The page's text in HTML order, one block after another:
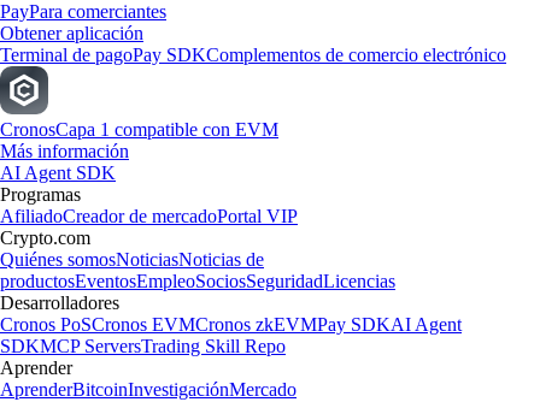
PayPara comerciantes
Obtener aplicación
Terminal de pagoPay SDKComplementos de comercio electrónico
CronosCapa 1 compatible con EVM
Más información
AI Agent SDK
Programas
AfiliadoCreador de mercadoPortal VIP
Crypto.com
Quiénes somosNoticiasNoticias de
productosEventosEmpleoSociosSeguridadLicencias
Desarrolladores
Cronos PoSCronos EVMCronos zkEVMPay SDKAI Agent
SDKMCP ServersTrading Skill Repo
Aprender
AprenderBitcoinInvestigaciónMercado